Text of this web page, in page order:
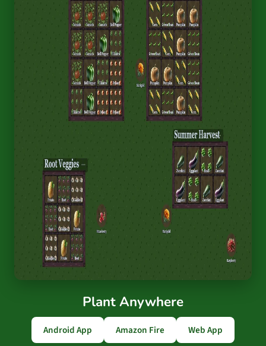
Plant Anywhere
Android App Amazon Fire Web App